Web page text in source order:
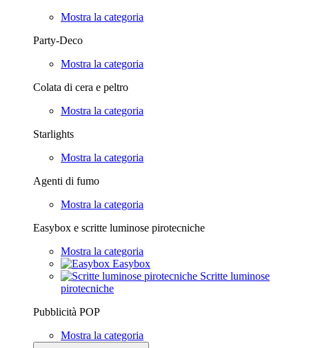
Mostra la categoria
Party-Deco
Mostra la categoria
Colata di cera e peltro
Mostra la categoria
Starlights
Mostra la categoria
Agenti di fumo
Mostra la categoria
Easybox e scritte luminose pirotecniche
Mostra la categoria
Easybox
Scritte luminose
pirotecniche
Pubblicità POP
Mostra la categoria